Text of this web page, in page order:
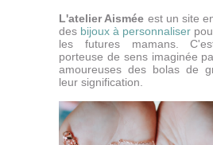
L'atelier Aismée est un site
des bijoux à personnaliser
les futures mamans.
porteuse de sens imaginée
amoureuses des bolas de
leur signification.